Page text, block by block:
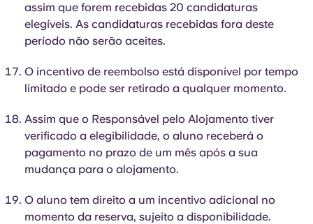
assim que forem recebidas 20 candidaturas
elegíveis. As candidaturas recebidas fora deste
período não serão aceites.
O incentivo de reembolso está disponível por tempo
limitado e pode ser retirado a qualquer momento.
Assim que o Responsável pelo Alojamento tiver
verificado a elegibilidade, o aluno receberá o
pagamento no prazo de um mês após a sua
mudança para o alojamento.
O aluno tem direito a um incentivo adicional no
momento da reserva, sujeito a disponibilidade.